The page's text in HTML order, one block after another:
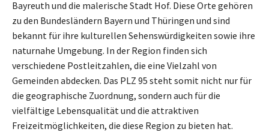
Bayreuth und die malerische Stadt Hof. Diese Orte gehören
zu den Bundesländern Bayern und Thüringen und sind
bekannt für ihre kulturellen Sehenswürdigkeiten sowie ihre
naturnahe Umgebung. In der Region finden sich
verschiedene Postleitzahlen, die eine Vielzahl von
Gemeinden abdecken. Das PLZ 95 steht somit nicht nur für
die geographische Zuordnung, sondern auch für die
vielfältige Lebensqualität und die attraktiven
Freizeitmöglichkeiten, die diese Region zu bieten hat.